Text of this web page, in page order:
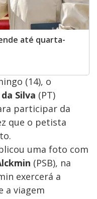
até quarta-
(14), o
Silva (PT)
participar da
que o petista
uma foto com
(PSB), na
exercerá a
a viagem